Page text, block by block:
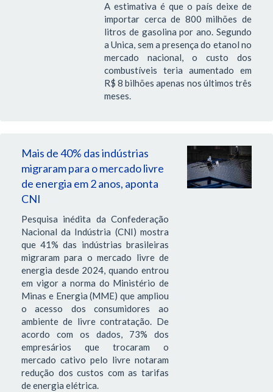
A estimativa é que o país deixe de
importar cerca de 800 milhões de
litros de gasolina por ano. Segundo
a Unica, sem a presença do etanol no
mercado nacional, o custo dos
combustíveis teria aumentado em
R$ 8 bilhões apenas nos últimos três
meses.
Mais de 40% das indústrias
migraram para o mercado livre
de energia em 2 anos, aponta
CNI
Pesquisa inédita da Confederação
Nacional da Indústria (CNI) mostra
que 41% das indústrias brasileiras
migraram para o mercado livre de
energia desde 2024, quando entrou
em vigor a norma do Ministério de
Minas e Energia (MME) que ampliou
o acesso dos consumidores ao
ambiente de livre contratação. De
acordo com os dados, 73% dos
empresários que trocaram o
mercado cativo pelo livre notaram
redução dos custos com as tarifas
de energia elétrica.